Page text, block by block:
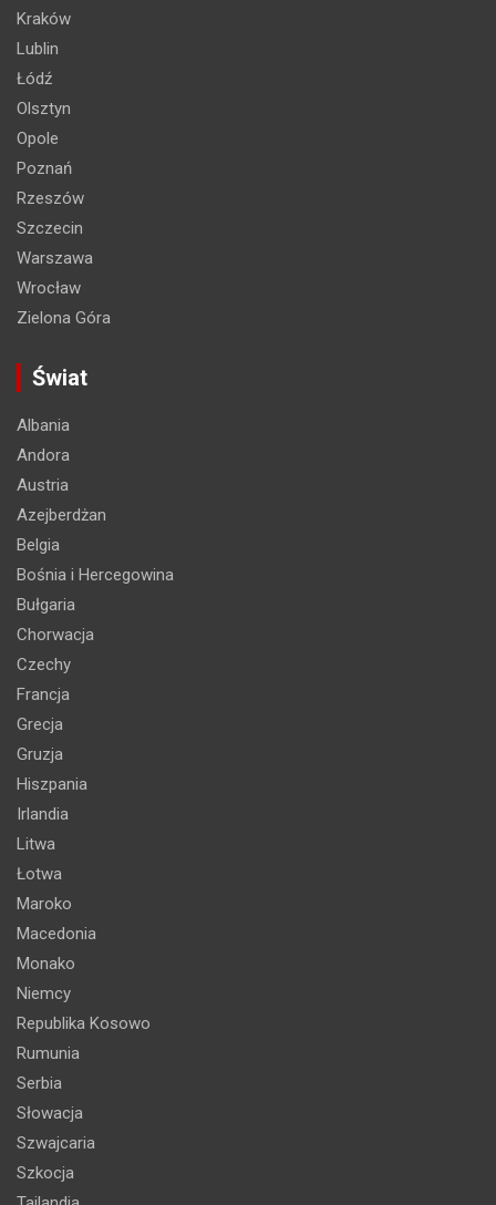
Kraków
Lublin
Łódź
Olsztyn
Opole
Poznań
Rzeszów
Szczecin
Warszawa
Wrocław
Zielona Góra
Świat
Albania
Andora
Austria
Azejberdżan
Belgia
Bośnia i Hercegowina
Bułgaria
Chorwacja
Czechy
Francja
Grecja
Gruzja
Hiszpania
Irlandia
Litwa
Łotwa
Maroko
Macedonia
Monako
Niemcy
Republika Kosowo
Rumunia
Serbia
Słowacja
Szwajcaria
Szkocja